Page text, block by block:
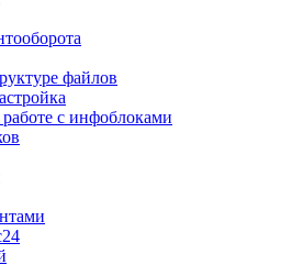
файлов
с инфоблоками